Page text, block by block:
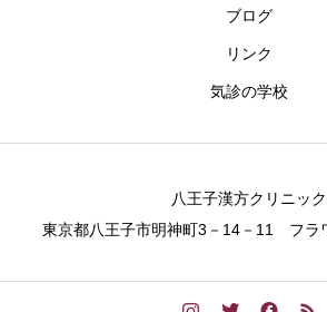
ブログ
リンク
気診の学校
八王子漢方クリニック
東京都八王子市明神町3－14－11 フラ